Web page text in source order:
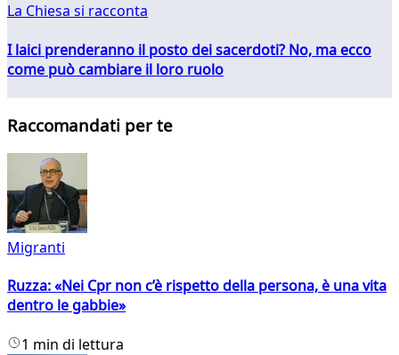
La Chiesa si racconta
I laici prenderanno il posto dei sacerdoti? No, ma ecco
come può cambiare il loro ruolo
Raccomandati per te
Migranti
Ruzza: «Nei Cpr non c’è rispetto della persona, è una vita
dentro le gabbie»
1 min di lettura